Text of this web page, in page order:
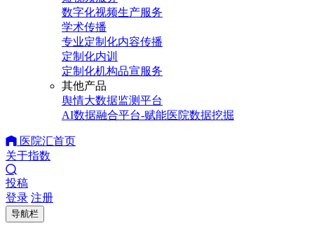
数字化视频生产服务
学术传播
专业定制化内容传播
定制化内训
定制化机构品宣服务
其他产品
舆情大数据监测平台
AI数据融合平台-赋能医院数据挖掘
医院汇首页
关于指数
投稿
登录 注册
导航栏